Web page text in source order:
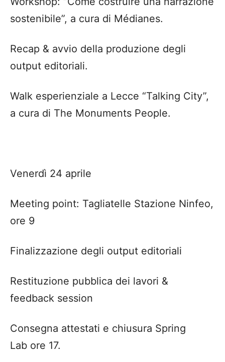
sostenibile”, a cura di Médianes.
Recap & avvio della produzione degli
output editoriali.
Walk esperienziale a Lecce “Talking City”,
a cura di The Monuments People.
Venerdì 24 aprile
Meeting point: Tagliatelle Stazione Ninfeo,
ore 9
Finalizzazione degli output editoriali
Restituzione pubblica dei lavori &
feedback session
Consegna attestati e chiusura Spring
Lab ore 17.